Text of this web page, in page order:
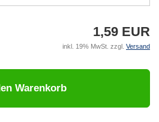
1,59 EUR
inkl. 19% MwSt. zzgl. Versand
Warenkorb